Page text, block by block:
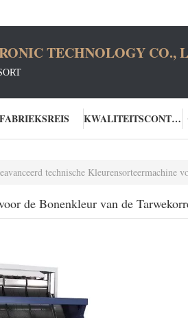
TECHNOLOGY CO.,
FABRIEKSREIS KWALITEITSCONTROLE
technische Kleurensorteermachine
de Bonenkleur van de